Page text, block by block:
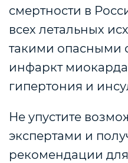
смертности в
всех летальных
такими опасными
инфаркт
гипертония и
Не упустите
экспертами и
рекомендации